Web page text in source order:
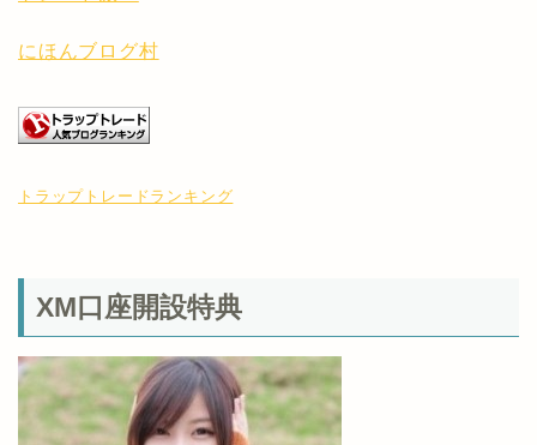
にほんブログ村
トラップトレードランキング
XM口座開設特典